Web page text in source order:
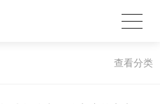
查看分类